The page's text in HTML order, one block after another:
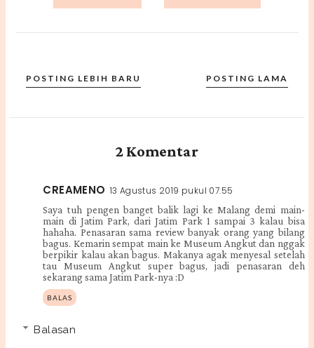
POSTING LEBIH BARU POSTING LAMA
2 Komentar
CREAMENO 13 Agustus 2019 pukul 07.55
Saya tuh pengen banget balik lagi ke Malang demi main-
main di Jatim Park, dari Jatim Park 1 sampai 3 kalau bisa
hahaha. Penasaran sama review banyak orang yang bilang
bagus. Kemarin sempat main ke Museum Angkut dan nggak
berpikir kalau akan bagus. Makanya agak menyesal setelah
tau Museum Angkut super bagus, jadi penasaran deh
sekarang sama Jatim Park-nya :D
BALAS
Balasan